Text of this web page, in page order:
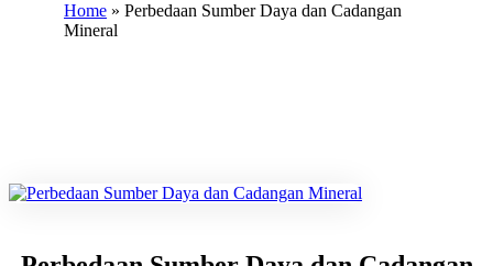
Home » Perbedaan Sumber Daya dan Cadangan
Mineral